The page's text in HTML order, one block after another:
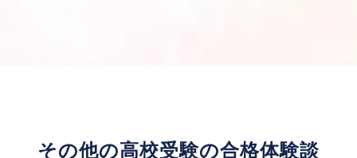
その他の高校受験の合格体験談